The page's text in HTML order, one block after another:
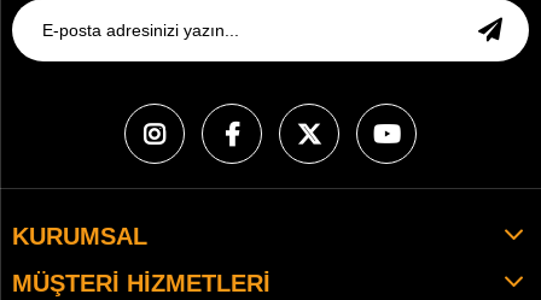
KURUMSAL
MÜŞTERI HIZMETLERI